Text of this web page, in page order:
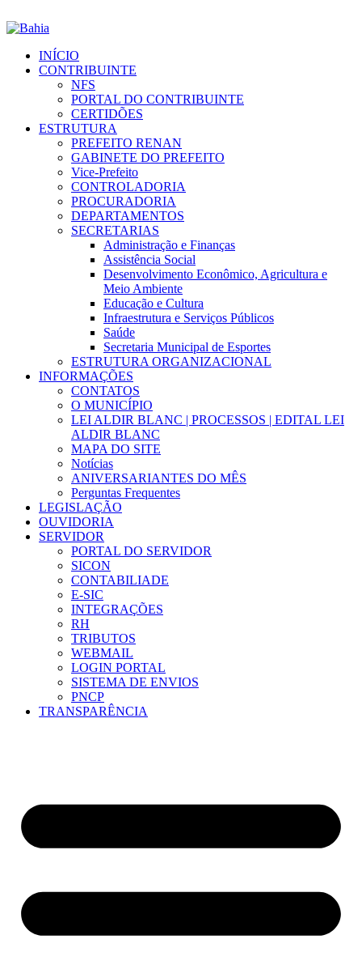
INÍCIO
CONTRIBUINTE
NFS
PORTAL DO CONTRIBUINTE
CERTIDÕES
ESTRUTURA
PREFEITO RENAN
GABINETE DO PREFEITO
Vice-Prefeito
CONTROLADORIA
PROCURADORIA
DEPARTAMENTOS
SECRETARIAS
Administração e Finanças
Assistência Social
Desenvolvimento Econômico, Agricultura e
Meio Ambiente
Educação e Cultura
Infraestrutura e Serviços Públicos
Saúde
Secretaria Municipal de Esportes
ESTRUTURA ORGANIZACIONAL
INFORMAÇÕES
CONTATOS
O MUNICÍPIO
LEI ALDIR BLANC | PROCESSOS | EDITAL LEI
ALDIR BLANC
MAPA DO SITE
Notícias
ANIVERSARIANTES DO MÊS
Perguntas Frequentes
LEGISLAÇÃO
OUVIDORIA
SERVIDOR
PORTAL DO SERVIDOR
SICON
CONTABILIADE
E-SIC
INTEGRAÇÕES
RH
TRIBUTOS
WEBMAIL
LOGIN PORTAL
SISTEMA DE ENVIOS
PNCP
TRANSPARÊNCIA